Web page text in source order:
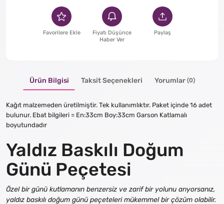
Favorilere Ekle
Fiyatı Düşünce
Haber Ver
Paylaş
Ürün Bilgisi Taksit Seçenekleri Yorumlar (0)
Kağıt malzemeden üretilmiştir. Tek kullanımlıktır. Paket içinde 16 adet
bulunur. Ebat bilgileri = En:33cm Boy:33cm Garson Katlamalı
boyutundadır
Yaldız Baskılı Doğum
Günü Peçetesi
Özel bir günü kutlamanın benzersiz ve zarif bir yolunu arıyorsanız,
yaldız baskılı doğum günü peçeteleri mükemmel bir çözüm olabilir.